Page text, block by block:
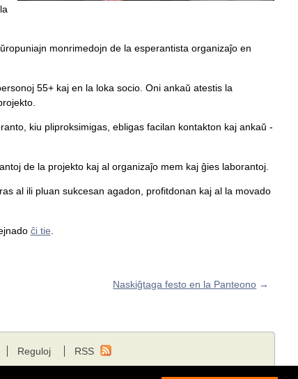
monrimedojn de la esperantista organizaĵo en
55+ kaj en la loka socio. Oni ankaŭ atestis la
kiu pliproksimigas, ebligas facilan kontakton kaj ankaŭ -
de la projekto kaj al organizaĵo mem kaj ĝies laborantoj.
al ili pluan sukcesan agadon, profitdonan kaj al la movado
ĉi tie
Naskiĝtaga festo en la Panteono →
Reguloj RSS